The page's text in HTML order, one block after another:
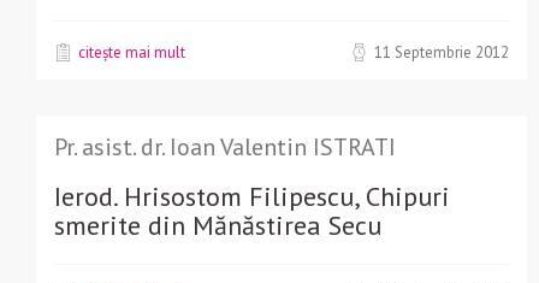
citește mai mult 11 Septembrie 2012
Pr. asist. dr. Ioan Valentin ISTRATI
Ierod. Hrisostom Filipescu, Chipuri
smerite din Mănăstirea Secu